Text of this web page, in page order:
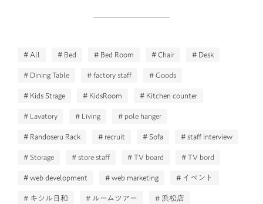
# All # Bed # Bed Room # Chair # Desk
# Dining Table # factory staff # Goods
# Kids Strage # KidsRoom # Kitchen counter
# Lavatory # Living # pole hanger
# Randoseru Rack # recruit # Sofa # staff interview
# Storage # store staff # TV board # TV bord
# web development # web marketing # イベント
# キシル日和 # ルームツアー # 浜松店